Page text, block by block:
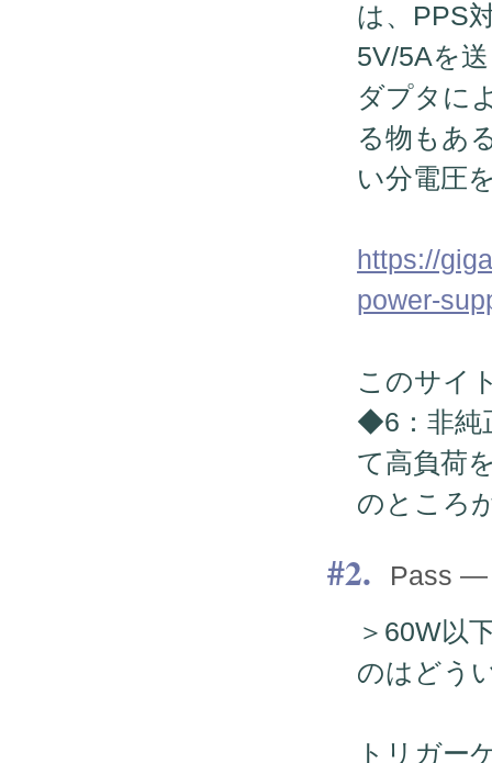
は、PPS
5V/5Aを
ダプタに
る物もあ
い分電圧
https://
power-
このサイ
◆6：非純
て高負荷
のところ
2.
Pass —
＞60W以
のはどう
トリガー